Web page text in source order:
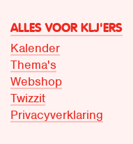
ALLES VOOR KLJ'ERS
Kalender
Thema's
Webshop
Twizzit
Privacyverklaring